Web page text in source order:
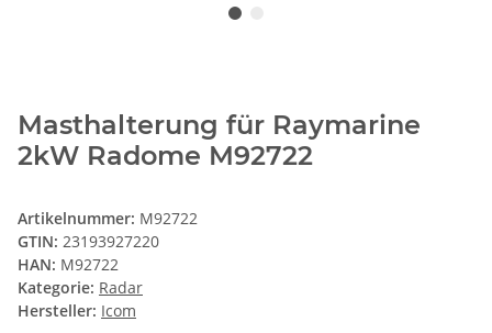
Masthalterung für Raymarine
2kW Radome M92722
Artikelnummer: M92722
GTIN: 23193927220
HAN: M92722
Kategorie: Radar
Hersteller: Icom